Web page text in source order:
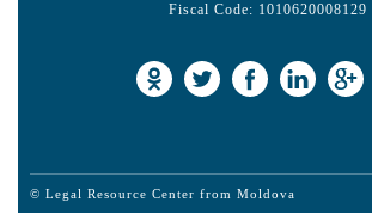
Fiscal Code: 1010620008129
© Legal Resource Center from Moldova